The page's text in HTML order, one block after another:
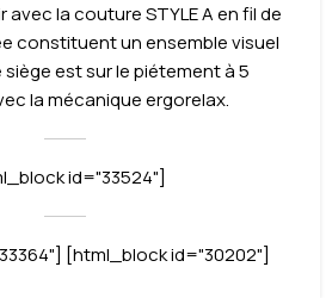
la couture STYLE A en fil de
constituent un ensemble visuel
siège est sur le piétement à 5
la mécanique ergorelax.
id="33524"]
[html_block id="30202"]